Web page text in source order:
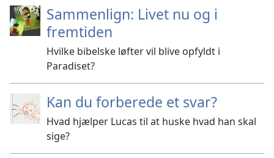
Sammenlign: Livet nu og i
fremtiden
Hvilke bibelske løfter vil blive opfyldt i
Paradiset?
Kan du forberede et svar?
Hvad hjælper Lucas til at huske hvad han skal
sige?